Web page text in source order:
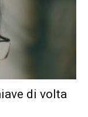
di volta